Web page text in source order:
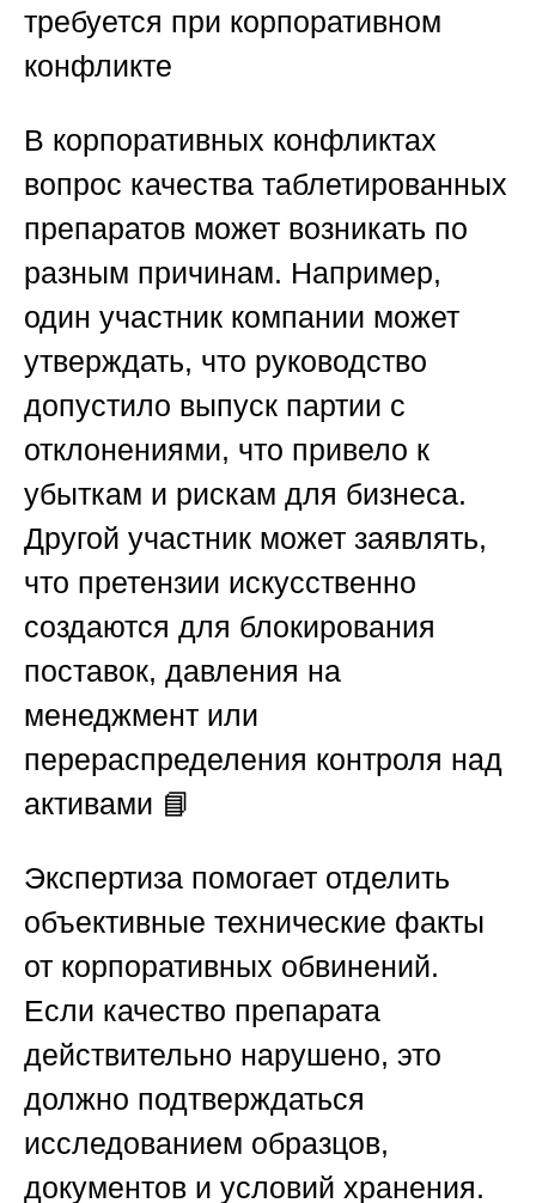
требуется при корпоративном
конфликте
В корпоративных конфликтах
вопрос качества таблетированных
препаратов может возникать по
разным причинам. Например,
один участник компании может
утверждать, что руководство
допустило выпуск партии с
отклонениями, что привело к
убыткам и рискам для бизнеса.
Другой участник может заявлять,
что претензии искусственно
создаются для блокирования
поставок, давления на
менеджмент или
перераспределения контроля над
активами 📘
Экспертиза помогает отделить
объективные технические факты
от корпоративных обвинений.
Если качество препарата
действительно нарушено, это
должно подтверждаться
исследованием образцов,
документов и условий хранения.